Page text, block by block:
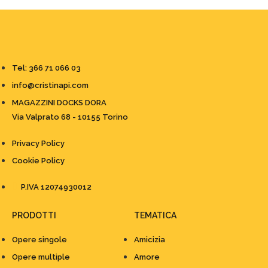
Tel: 366 71 066 03
info@cristinapi.com
MAGAZZINI DOCKS DORA
Via Valprato 68 - 10155 Torino
Privacy Policy
Cookie Policy
P.IVA 12074930012
PRODOTTI
Opere singole
Opere multiple
TEMATICA
Amicizia
Amore